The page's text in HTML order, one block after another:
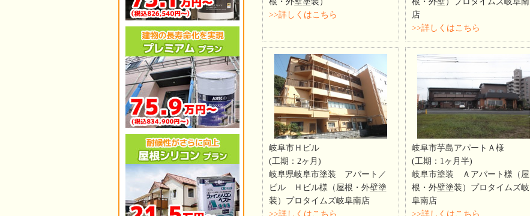
>>詳しくはこちら
店
>>詳しくはこちら
岐阜市Ｈビル
(工期：2ヶ月)
岐阜県岐阜市塗装 アパート／
ビル Ｈビル様（屋根・外壁塗
装）プロタイムズ岐阜南店
>>詳しくはこちら
岐阜市芋島アパートＡ様
(工期：1ヶ月半)
岐阜市塗装 Ａアパート様（屋
根・外壁塗装）プロタイムズ岐
阜南店
>>詳しくはこちら